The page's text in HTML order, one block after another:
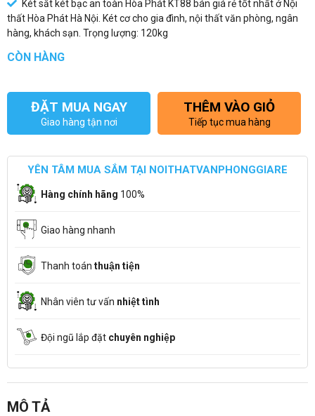
Két sắt két bạc an toàn Hòa Phát KT88 bán giá rẻ tốt nhất ở Nội
thất Hòa Phát Hà Nội. Két cơ cho gia đình, nội thất văn phòng, ngân
hàng, khách sạn. Trọng lượng: 120kg
CÒN HÀNG
ĐẶT MUA NGAY
Giao hàng tận nơi
THÊM VÀO GIỎ
Tiếp tục mua hàng
YÊN TÂM MUA SẮM TẠI NOITHATVANPHONGGIARE
Hàng chính hãng 100%
Giao hàng nhanh
Thanh toán thuận tiện
Nhân viên tư vấn nhiệt tình
Đội ngũ lắp đặt chuyên nghiệp
MÔ TẢ